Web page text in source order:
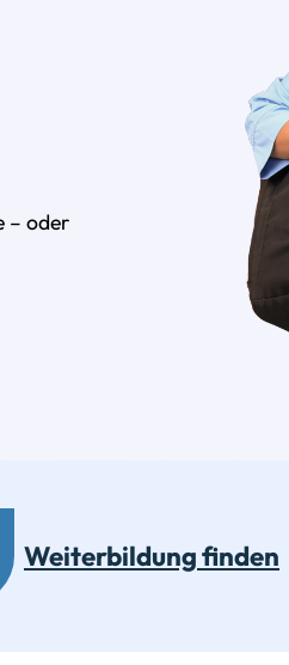
– oder
Weiterbildung finden